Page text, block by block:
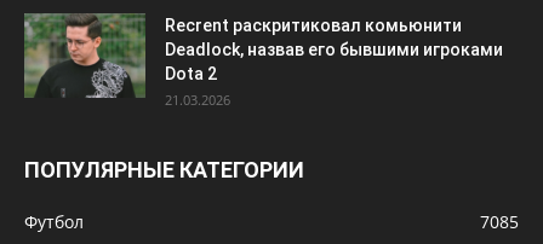
Recrent раскритиковал комьюнити
Deadlock, назвав его бывшими игроками
Dota 2
21.03.2026
ПОПУЛЯРНЫЕ КАТЕГОРИИ
Футбол
7085